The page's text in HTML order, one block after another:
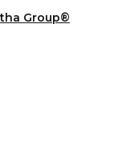
Group®